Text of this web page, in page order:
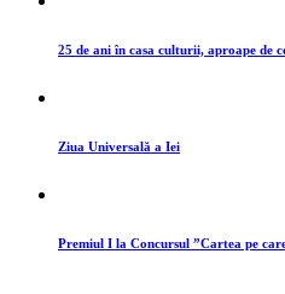
25 de ani în casa culturii, aproape de
Ziua Universală a Iei
Premiul I la Concursul ”Cartea pe